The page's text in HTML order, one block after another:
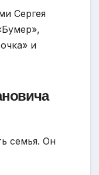
Сергея
и
семья. Он